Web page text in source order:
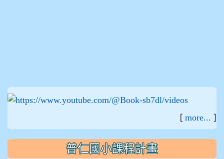
[ more... ]
普仁國小課程計畫